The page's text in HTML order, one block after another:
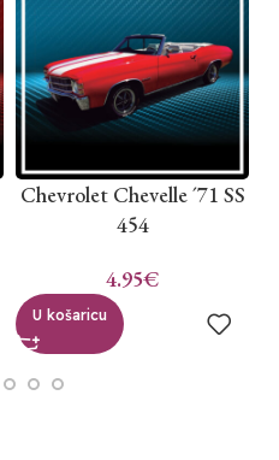
Chevrolet Chevelle ´71 SS
454
4.95€
U košaricu